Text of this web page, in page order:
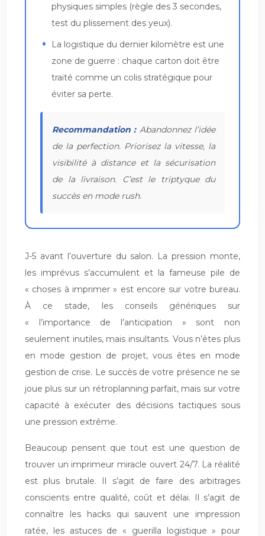
physiques simples (règle des 3 secondes,
test du plissement des yeux).
La logistique du dernier kilomètre est une
zone de guerre : chaque carton doit être
traité comme un colis stratégique pour
éviter sa perte.
Recommandation :Abandonnez l’idée
de la perfection. Priorisez la vitesse, la
visibilité à distance et la sécurisation
de la livraison. C’est le triptyque du
succès en mode rush.
J-5 avant l’ouverture du salon. La pression monte,
les imprévus s’accumulent et la fameuse pile de
« choses à imprimer » est encore sur votre bureau.
À ce stade, les conseils génériques sur
« l’importance de l’anticipation » sont non
seulement inutiles, mais insultants. Vous n’êtes plus
en mode gestion de projet, vous êtes en mode
gestion de crise. Le succès de votre présence ne se
joue plus sur un rétroplanning parfait, mais sur votre
capacité à exécuter des décisions tactiques sous
une pression extrême.
Beaucoup pensent que tout est une question de
trouver un imprimeur miracle ouvert 24/7. La réalité
est plus brutale. Il s’agit de faire des arbitrages
conscients entre qualité, coût et délai. Il s’agit de
connaître les hacks qui sauvent une impression
ratée, les astuces de « guerilla logistique » pour